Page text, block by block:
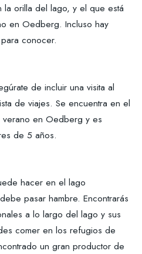
orilla del lago, y el que está
en Oedberg. Incluso hay
conocer.
de incluir una visita al
de viajes. Se encuentra en el
en Oedberg y es
de 5 años.
hacer en el lago
pasar hambre. Encontrarás
a lo largo del lago y sus
comer en los refugios de
un gran productor de